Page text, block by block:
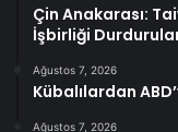
Çin Anakarası:
İşbirliği
Ağustos 7, 2026
Kübalılardan
Ağustos 7, 2026